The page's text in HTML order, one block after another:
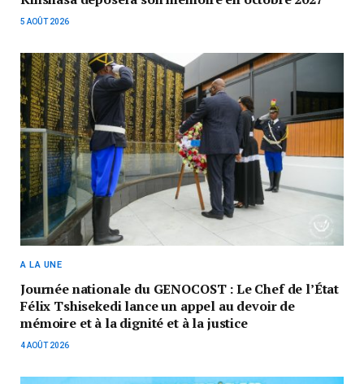
5 AOÛT 2026
A LA UNE
Journée nationale du GENOCOST : Le Chef de l’État
Félix Tshisekedi lance un appel au devoir de
mémoire et à la dignité et à la justice
4 AOÛT 2026